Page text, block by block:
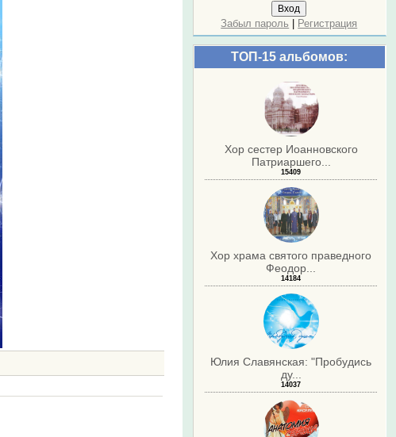
Забыл пароль Регистрация
ТОП-15 альбомов:
Хор сестер Иоанновского
Патриаршего...
15409
Хор храма святого праведного
Феодор...
14184
Юлия Славянская: "Пробудись
ду...
14037